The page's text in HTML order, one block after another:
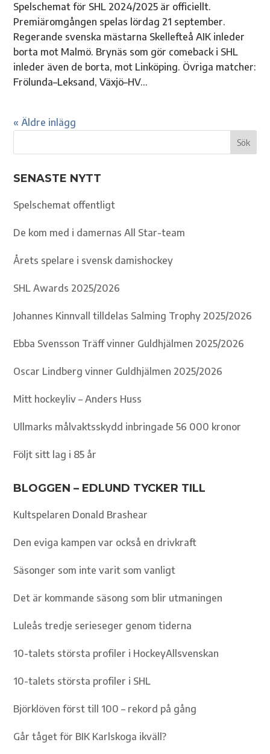
Spelschemat för SHL 2024/2025 är officiellt.
Premiäromgången spelas lördag 21 september.
Regerande svenska mästarna Skellefteå AIK inleder
borta mot Malmö. Brynäs som gör comeback i SHL
inleder även de borta, mot Linköping. Övriga matcher:
Frölunda–Leksand, Växjö–HV...
« Äldre inlägg
SENASTE NYTT
Spelschemat offentligt
De kom med i damernas All Star-team
Årets spelare i svensk damishockey
SHL Awards 2025/2026
Johannes Kinnvall tilldelas Salming Trophy 2025/2026
Ebba Svensson Träff vinner Guldhjälmen 2025/2026
Oscar Lindberg vinner Guldhjälmen 2025/2026
Mitt hockeyliv – Anders Huss
Ullmarks målvaktsskydd inbringade 56 000 kronor
Följt sitt lag i 85 år
BLOGGEN – EDLUND TYCKER TILL
Kultspelaren Donald Brashear
Den eviga kampen var också en drivkraft
Säsonger som inte varit som vanligt
Det är kommande säsong som blir utmaningen
Luleås tredje serieseger genom tiderna
10-talets största profiler i HockeyAllsvenskan
10-talets största profiler i SHL
Björklöven först till 100 – rekord på gång
Går tåget för BIK Karlskoga ikväll?